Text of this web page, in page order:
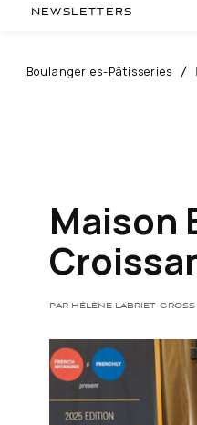
NEWSLETTERS
Boulangeries-Pâtisseries
Maison
PAR HÉLÈNE LABRIET-